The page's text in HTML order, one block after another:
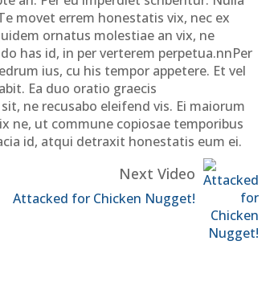
movet errem honestatis vix, nec ex
ornatus molestiae an vix, ne
has id, in per verterem perpetua.nnPer
ius, cu his tempor appetere. Et vel
Ea duo oratio graecis
ne recusabo eleifend vis. Ei maiorum
ne, ut commune copiosae temporibus
id, atqui detraxit honestatis eum ei.
Next Video
Attacked for Chicken Nugget!